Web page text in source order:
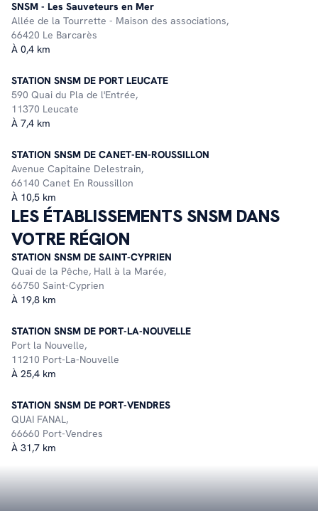
SNSM - Les Sauveteurs en Mer
Allée de la Tourrette - Maison des associations,
66420 Le Barcarès
À 0,4 km
STATION SNSM DE PORT LEUCATE
590 Quai du Pla de l'Entrée,
11370 Leucate
À 7,4 km
STATION SNSM DE CANET-EN-ROUSSILLON
Avenue Capitaine Delestrain,
66140 Canet En Roussillon
À 10,5 km
LES ÉTABLISSEMENTS SNSM DANS
VOTRE RÉGION
STATION SNSM DE SAINT-CYPRIEN
Quai de la Pêche, Hall à la Marée,
66750 Saint-Cyprien
À 19,8 km
STATION SNSM DE PORT-LA-NOUVELLE
Port la Nouvelle,
11210 Port-La-Nouvelle
À 25,4 km
STATION SNSM DE PORT-VENDRES
QUAI FANAL,
66660 Port-Vendres
À 31,7 km